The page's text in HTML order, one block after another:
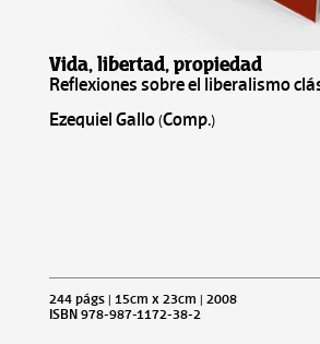
Vida, libertad, propiedad
Reflexiones sobre el liberalismo
Ezequiel Gallo (Comp.)
244 págs | 15cm x 23cm | 2008
ISBN 978-987-1172-38-2